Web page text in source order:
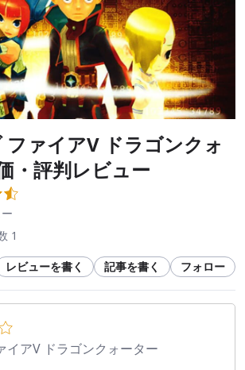
ファイアV ドラゴンクォ
・評判レビュー
1
レビューを書く 記事を書く フォロー
イアV ドラゴンクォーター